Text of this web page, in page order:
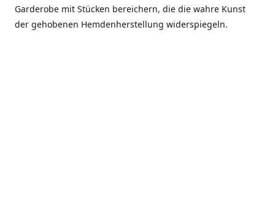
Garderobe mit Stücken bereichern, die die wahre Kunst
der gehobenen Hemdenherstellung widerspiegeln.